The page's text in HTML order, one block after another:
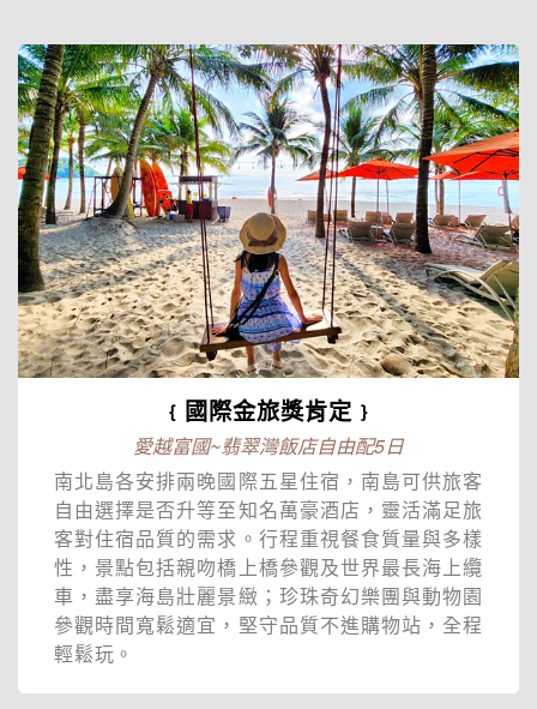
﹛國際金旅獎肯定﹜
愛越富國~翡翠灣飯店自由配5日
南北島各安排兩晚國際五星住宿，南島可供旅客
自由選擇是否升等至知名萬豪酒店，靈活滿足旅
客對住宿品質的需求。行程重視餐食質量與多樣
性，景點包括親吻橋上橋參觀及世界最長海上纜
車，盡享海島壯麗景緻；珍珠奇幻樂團與動物園
參觀時間寬鬆適宜，堅守品質不進購物站，全程
輕鬆玩。